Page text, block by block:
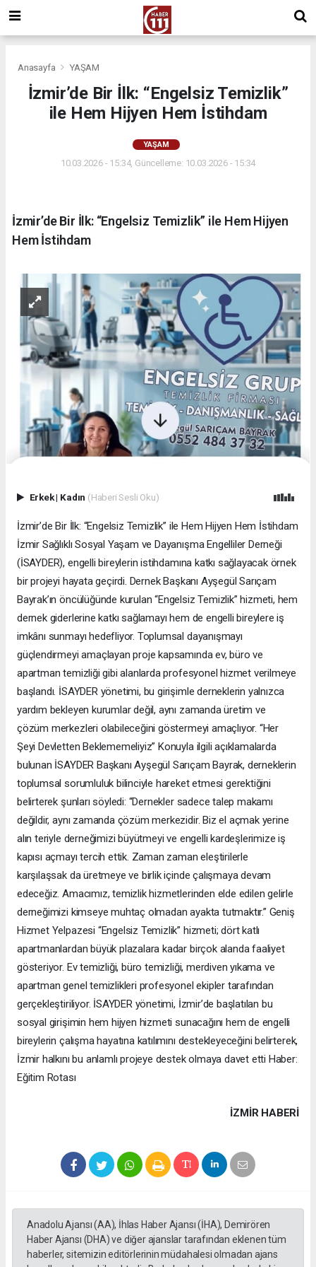
Anasayfa YAŞAM
İzmir’de Bir İlk: “Engelsiz Temizlik”
ile Hem Hijyen Hem İstihdam
YAŞAM
10.03.2026 - 15:34, Güncelleme: 10.03.2026 - 15:34
İzmir’de Bir İlk: “Engelsiz Temizlik” ile Hem Hijyen
Hem İstihdam
Erkek| Kadın (Haberi Sesli Oku)
İzmir’de Bir İlk: “Engelsiz Temizlik” ile Hem Hijyen Hem İstihdam
İzmir Sağlıklı Sosyal Yaşam ve Dayanışma Engelliler Derneği
(İSAYDER), engelli bireylerin istihdamına katkı sağlayacak örnek
bir projeyi hayata geçirdi. Dernek Başkanı Ayşegül Sarıçam
Bayrak’ın öncülüğünde kurulan “Engelsiz Temizlik” hizmeti, hem
dernek giderlerine katkı sağlamayı hem de engelli bireylere iş
imkânı sunmayı hedefliyor. Toplumsal dayanışmayı
güçlendirmeyi amaçlayan proje kapsamında ev, büro ve
apartman temizliği gibi alanlarda profesyonel hizmet verilmeye
başlandı. İSAYDER yönetimi, bu girişimle derneklerin yalnızca
yardım bekleyen kurumlar değil, aynı zamanda üretim ve
çözüm merkezleri olabileceğini göstermeyi amaçlıyor. “Her
Şeyi Devletten Beklememeliyiz” Konuyla ilgili açıklamalarda
bulunan İSAYDER Başkanı Ayşegül Sarıçam Bayrak, derneklerin
toplumsal sorumluluk bilinciyle hareket etmesi gerektiğini
belirterek şunları söyledi: “Dernekler sadece talep makamı
değildir, aynı zamanda çözüm merkezidir. Biz el açmak yerine
alın teriyle derneğimizi büyütmeyi ve engelli kardeşlerimize iş
kapısı açmayı tercih ettik. Zaman zaman eleştirilerle
karşılaşsak da üretmeye ve birlik içinde çalışmaya devam
edeceğiz. Amacımız, temizlik hizmetlerinden elde edilen gelirle
derneğimizi kimseye muhtaç olmadan ayakta tutmaktır.” Geniş
Hizmet Yelpazesi “Engelsiz Temizlik” hizmeti; dört katlı
apartmanlardan büyük plazalara kadar birçok alanda faaliyet
gösteriyor. Ev temizliği, büro temizliği, merdiven yıkama ve
apartman genel temizlikleri profesyonel ekipler tarafından
gerçekleştiriliyor. İSAYDER yönetimi, İzmir’de başlatılan bu
sosyal girişimin hem hijyen hizmeti sunacağını hem de engelli
bireylerin çalışma hayatına katılımını destekleyeceğini belirterek,
İzmir halkını bu anlamlı projeye destek olmaya davet etti Haber:
Eğitim Rotası
İZMIR HABERİ
Anadolu Ajansı (AA), İhlas Haber Ajansı (İHA), Demirören
Haber Ajansı (DHA) ve diğer ajanslar tarafından eklenen tüm
haberler, sitemizin editörlerinin müdahalesi olmadan ajans